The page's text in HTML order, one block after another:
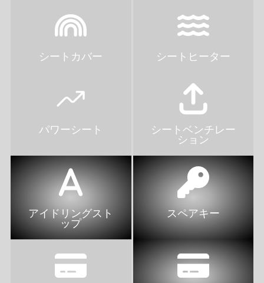
シートカバー シートヒーター
パワーシート
シートベンチレー
ション
アイドリングスト
ップ
スペアキー